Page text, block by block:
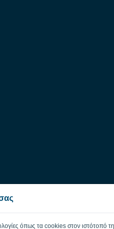
όπως τα cookies στον ιστότοπό